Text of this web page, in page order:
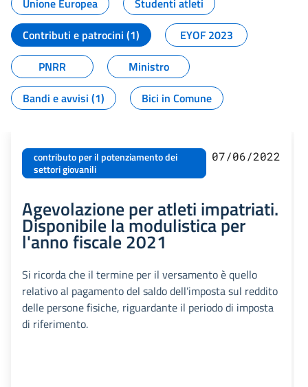
Unione Europea
Studenti atleti
Contributi e patrocini (1)
EYOF 2023
PNRR
Ministro
Bandi e avvisi (1)
Bici in Comune
contributo per il potenziamento dei
settori giovanili
07/06/2022
Agevolazione per atleti impatriati.
Disponibile la modulistica per
l'anno fiscale 2021
Si ricorda che il termine per il versamento è quello
relativo al pagamento del saldo dell’imposta sul reddito
delle persone fisiche, riguardante il periodo di imposta
di riferimento.